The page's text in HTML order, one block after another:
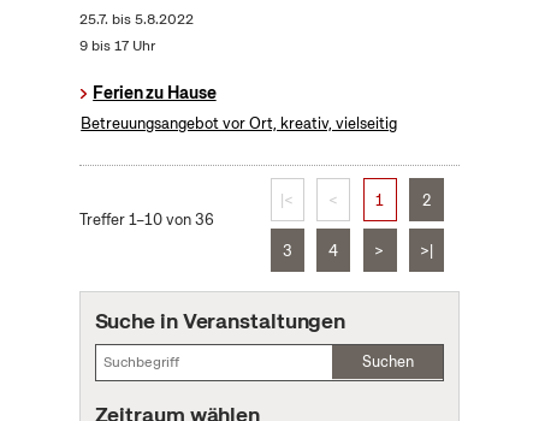
25.7. bis5.8.2022
9 bis 17 Uhr
Ferien zu Hause
Betreuungsangebot vor Ort, kreativ, vielseitig
Treffer 1–10 von 36
|< < 1 2
3 4 > >|
Suche in Veranstaltungen
Suchen
Zeitraum wählen